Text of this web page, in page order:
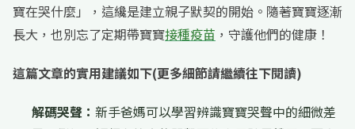
寶在哭什麼」，這纔是建立親子默契的開始。隨著寶寶逐漸
長大，也別忘了定期帶寶寶接種疫苗 ，守護他們的健康！
這篇文章的實用建議如下(更多細節請繼續往下閱讀)
解碼哭聲： 新手爸媽可以學習辨識寶寶哭聲中的細微差